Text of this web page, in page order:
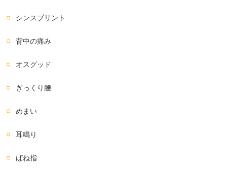
シンスプリント
背中の痛み
オスグッド
ぎっくり腰
めまい
耳鳴り
ばね指